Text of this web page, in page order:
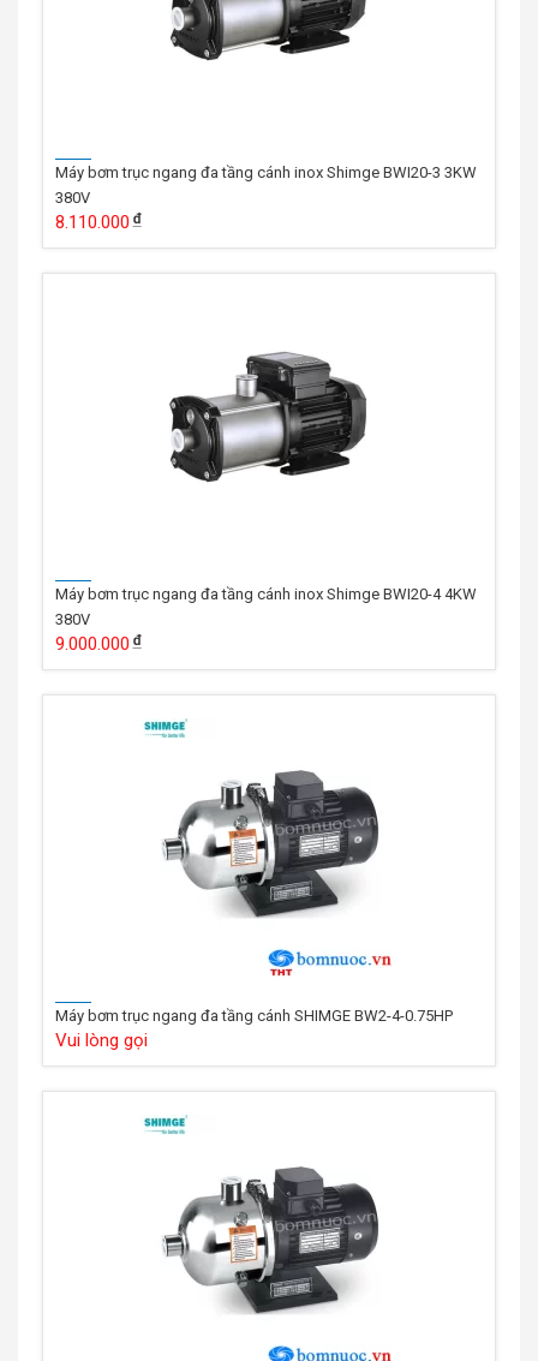
Máy bơm trục ngang đa tầng cánh inox Shimge BWI20-3 3KW
380V
8.110.000
Máy bơm trục ngang đa tầng cánh inox Shimge BWI20-4 4KW
380V
9.000.000
Máy bơm trục ngang đa tầng cánh SHIMGE BW2-4-0.75HP
Vui lòng gọi